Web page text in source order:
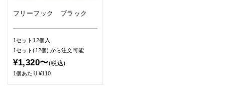
フリーフック ブラック
1セット12個入
1セット(12個)から注文可能
¥1,320〜(税込)
1個あたり¥110